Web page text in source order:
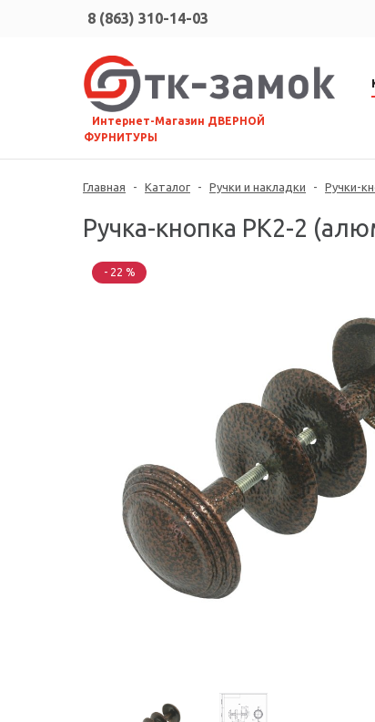
8 (863) 310-14-03
⠀Интернет-Магазин ДВЕРНОЙ
ФУРНИТУРЫ
Главная - Каталог - Ручки и накладки - Ручки-
Ручка-кнопка РК2-2
- 22 %